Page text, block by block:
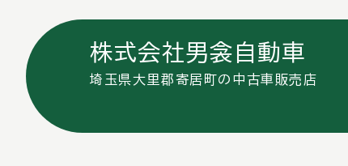
株式会社男衾自動車
埼玉県大里郡寄居町の中古車販売店